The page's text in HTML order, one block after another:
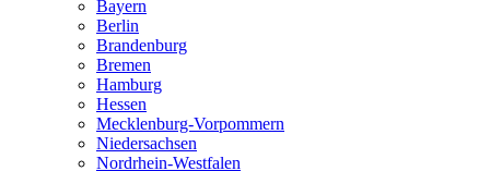
Bayern
Berlin
Brandenburg
Bremen
Hamburg
Hessen
Mecklenburg-Vorpommern
Niedersachsen
Nordrhein-Westfalen